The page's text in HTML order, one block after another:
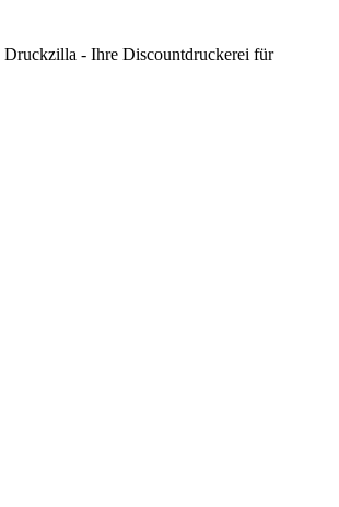
Druckzilla - Ihre Discountdruckerei für